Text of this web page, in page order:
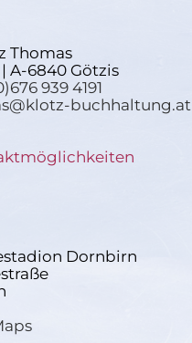
Thomas
A-6840 Götzis
939 4191
buchhaltung.at
Dornbirn